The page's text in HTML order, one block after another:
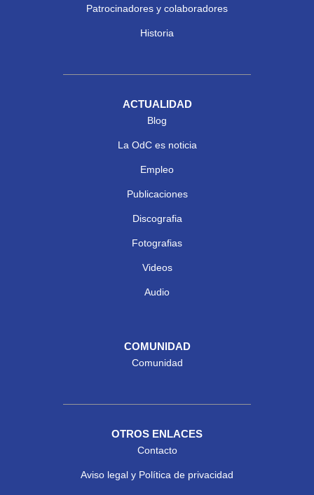
Patrocinadores y colaboradores
Historia
ACTUALIDAD
Blog
La OdC es noticia
Empleo
Publicaciones
Discografia
Fotografias
Videos
Audio
COMUNIDAD
Comunidad
OTROS ENLACES
Contacto
Aviso legal y Política de privacidad